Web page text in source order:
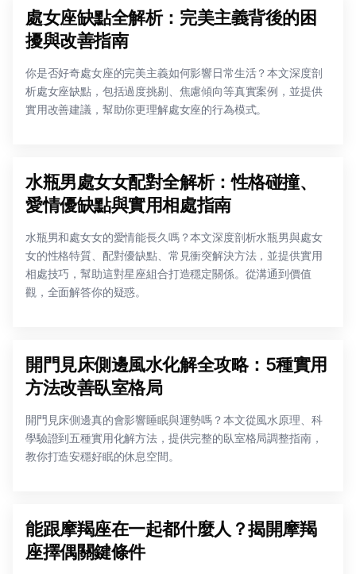
處女座缺點全解析：完美主義背後的困
擾與改善指南
你是否好奇處女座的完美主義如何影響日常生活？本文深度剖
析處女座缺點，包括過度挑剔、焦慮傾向等真實案例，並提供
實用改善建議，幫助你更理解處女座的行為模式。
水瓶男處女女配對全解析：性格碰撞、
愛情優缺點與實用相處指南
水瓶男和處女女的愛情能長久嗎？本文深度剖析水瓶男與處女
女的性格特質、配對優缺點、常見衝突解決方法，並提供實用
相處技巧，幫助這對星座組合打造穩定關係。從溝通到價值
觀，全面解答你的疑惑。
開門見床側邊風水化解全攻略：5種實用
方法改善臥室格局
開門見床側邊真的會影響睡眠與運勢嗎？本文從風水原理、科
學驗證到五種實用化解方法，提供完整的臥室格局調整指南，
教你打造安穩好眠的休息空間。
能跟摩羯座在一起都什麼人？揭開摩羯
座擇偶關鍵條件